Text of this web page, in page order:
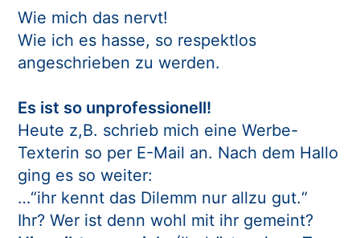
Wie mich das nervt!
Wie ich es hasse, so respektlos
angeschrieben zu werden.
Es ist so unprofessionell!
Heute z,B. schrieb mich eine Werbe-
Texterin so per E-Mail an. Nach dem Hallo
ging es so weiter:
…“ihr kennt das Dilemm nur allzu gut.“
Ihr? Wer ist denn wohl mit ihr gemeint?